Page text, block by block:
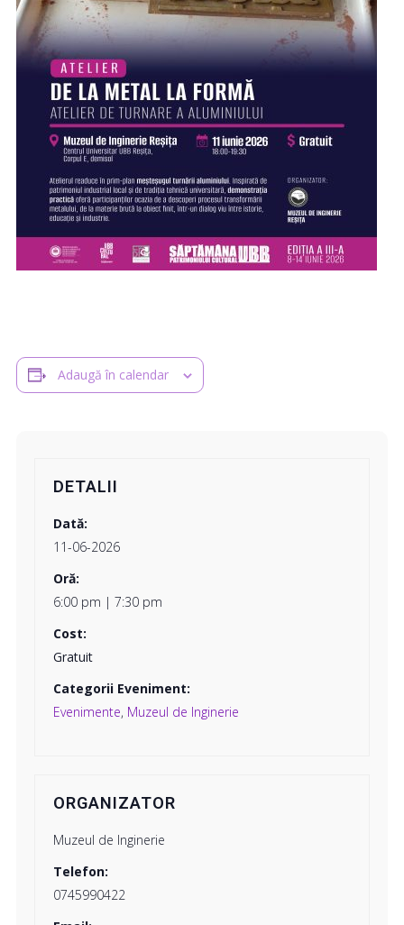
Adaugă în calendar
DETALII
Dată:
11-06-2026
Oră:
6:00 pm | 7:30 pm
Cost:
Gratuit
Categorii Eveniment:
Evenimente, Muzeul de Inginerie
ORGANIZATOR
Muzeul de Inginerie
Telefon:
0745990422